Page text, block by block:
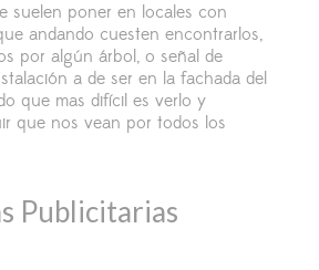
suelen poner en locales con
andando cuesten encontrarlos,
por algún árbol, o señal de
ón a de ser en la fachada del
que mas difícil es verlo y
que nos vean por todos los
Publicitarias